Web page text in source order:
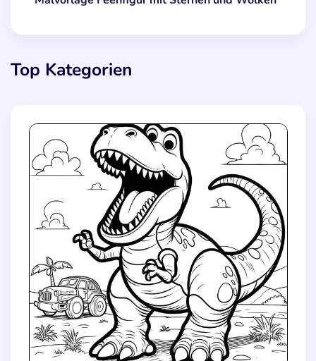
Top Kategorien